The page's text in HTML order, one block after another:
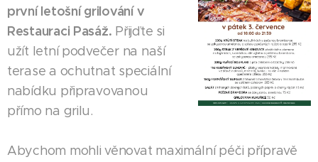
první letošní grilování v
Restauraci Pasáž. Přijďte si
užít letní podvečer na naší
terase a ochutnat speciální
nabídku připravovanou
přímo na grilu.
Abychom mohli věnovat maximální péči přípravě